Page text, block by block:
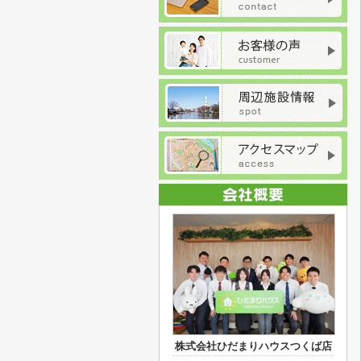
株式会社ひだまりハウスつくば店